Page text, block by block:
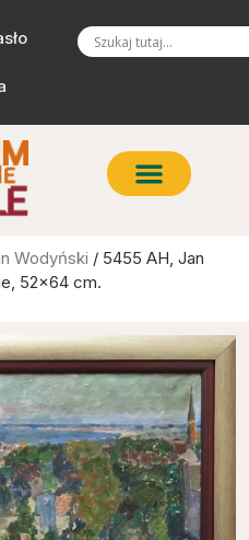
Wodyński / 5455 AH, Jan
52×64 cm.